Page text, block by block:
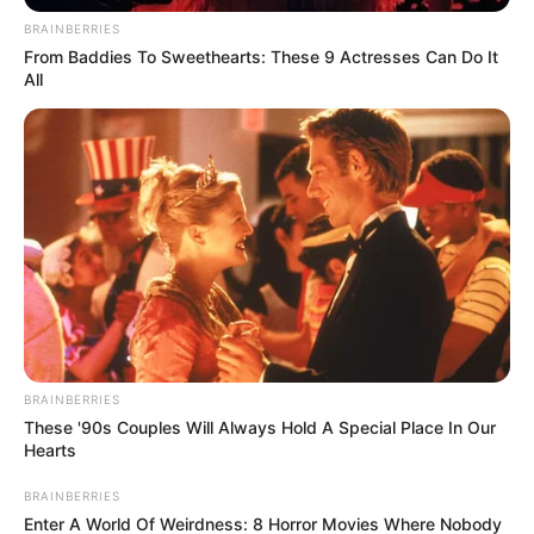
BRAINBERRIES
From Baddies To Sweethearts: These 9 Actresses Can Do It
All
BRAINBERRIES
These '90s Couples Will Always Hold A Special Place In Our
Hearts
BRAINBERRIES
Enter A World Of Weirdness: 8 Horror Movies Where Nobody